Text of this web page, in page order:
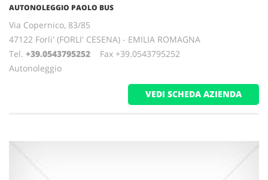
AUTONOLEGGIO PAOLO BUS
Via Copernico, 83/85
47122 Forli' (FORLI' CESENA) - EMILIA ROMAGNA
Tel. +39.0543795252 Fax +39.0543795252
Autonoleggio
VEDI SCHEDA AZIENDA